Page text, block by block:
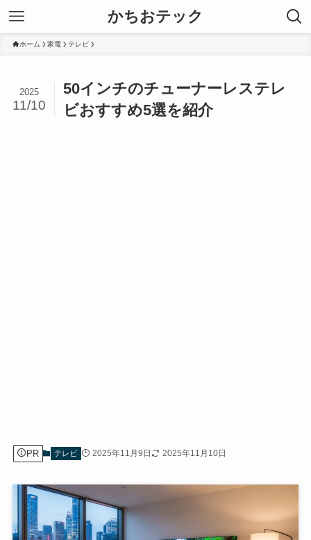
かちおテック
ホーム 家電 テレビ
50インチのチューナーレステレ
ビおすすめ5選を紹介
2025
11/10
PR テレビ 2025年11月9日 2025年11月10日